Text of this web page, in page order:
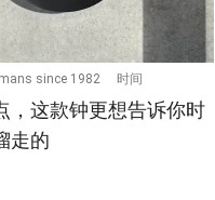
since 1982 时间
，这款钟更想告诉你时
走的